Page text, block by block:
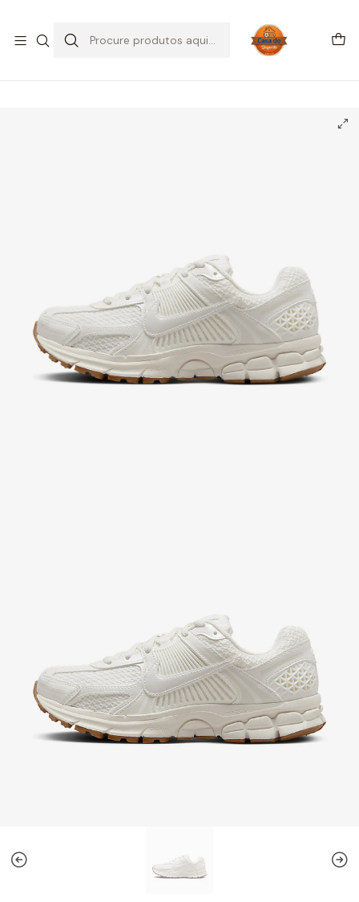
Início CALÇADO Nike
Vomero 5
Nike Zoom Vomero 5 Sail Coconut Milk (Women's)